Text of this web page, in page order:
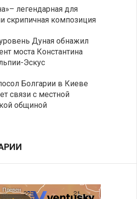
легендарная для
скрипичная композиция
Дуная обнажил
моста Константина
Эскус
Болгарии в Киеве
связи с местной
общиной